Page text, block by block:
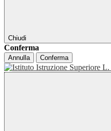
Chiudi
Conferma
Annulla Conferma